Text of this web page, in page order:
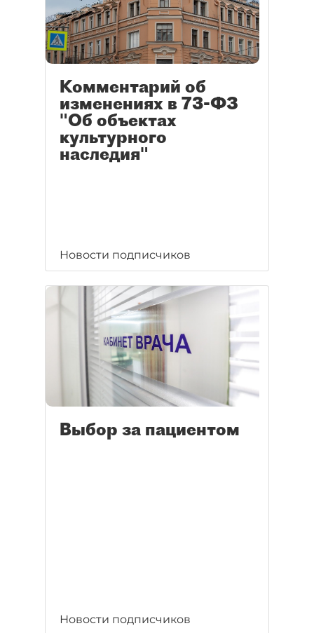
Комментарий об
изменениях в 73-ФЗ
"Об объектах
культурного
наследия"
Новости подписчиков
Выбор за пациентом
Новости подписчиков